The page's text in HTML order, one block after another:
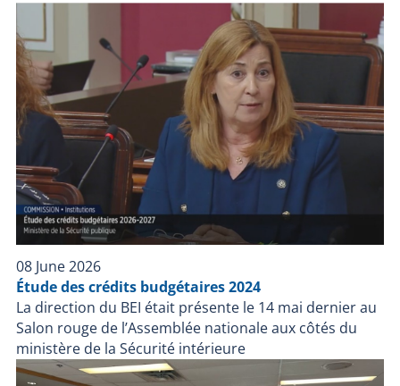
08 June 2026
Étude des crédits budgétaires 2024
La direction du BEI était présente le 14 mai dernier au
Salon rouge de l’Assemblée nationale aux côtés du
ministère de la Sécurité intérieure